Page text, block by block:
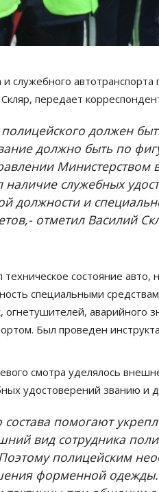
служебного автотранспорта
передает
должен
должно быть по
Министерством
служебных
должности и
отметил Василий
состояние
специальными
огнетушителей, аварийного
Был проведен
смотра уделялось
удостоверений званию и
состава помогают
вид сотрудника
полицейским
форменной